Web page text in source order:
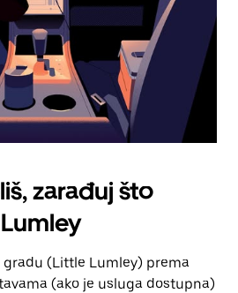
zarađuj što
gradu (Little Lumley) prema
(ako je usluga dostupna)